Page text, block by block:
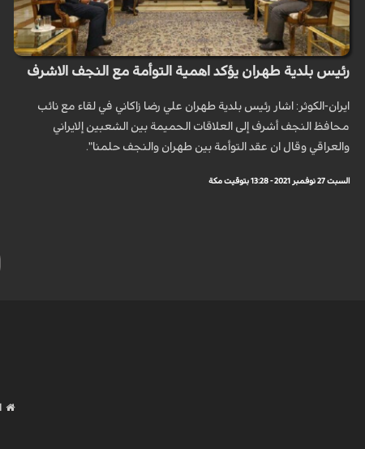
رئيس بلدية طهران يؤكد اهمية التوأمة مع النجف الاشرف
ايران-الكوثر: اشار رئيس بلدية طهران علي رضا زاكاني في لقاء مع نائب
محافظ النجف أشرف إلى العلاقات الحميمة بين الشعبين إلايراني
والعراقي وقال ان عقد التوأمة بين طهران والنجف حلمنا".
السبت 27 نوفمبر 2021 - 13:28 بتوقيت مكة